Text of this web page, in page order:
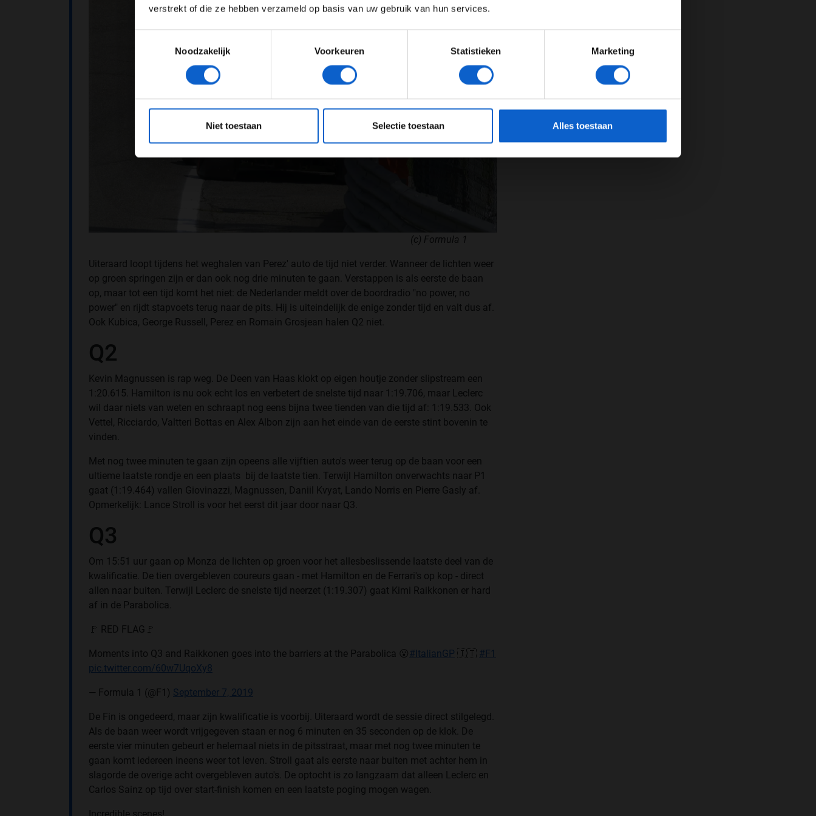
verstrekt of die ze hebben verzameld op basis van uw gebruik van hun services.
Noodzakelijk
Voorkeuren Statistieken Marketing
Niet toestaan Selectie toestaan Alles toestaan
(c) Formula 1
Uiteraard loopt tijdens het weghalen van Perez' auto de tijd niet verder. Wanneer de lichten weer
op groen springen zijn er dan ook nog drie minuten te gaan. Verstappen is als eerste de baan
op, maar tot een tijd komt het niet: de Nederlander meldt over de boordradio "no power, no
power" en rijdt stapvoets terug naar de pits. Hij is uiteindelijk de enige zonder tijd en valt dus af.
Ook Kubica, George Russell, Perez en Romain Grosjean halen Q2 niet.
Q2
Kevin Magnussen is rap weg. De Deen van Haas klokt op eigen houtje zonder slipstream een
1:20.615. Hamilton is nu ook echt los en verbetert de snelste tijd naar 1:19.706, maar Leclerc
wil daar niets van weten en schraapt nog eens bijna twee tienden van die tijd af: 1:19.533. Ook
Vettel, Ricciardo, Valtteri Bottas en Alex Albon zijn aan het einde van de eerste stint bovenin te
vinden.
Met nog twee minuten te gaan zijn opeens alle vijftien auto's weer terug op de baan voor een
ultieme laatste rondje en een plaats bij de laatste tien. Terwijl Hamilton onverwachts naar P1
gaat (1:19.464) vallen Giovinazzi, Magnussen, Daniil Kvyat, Lando Norris en Pierre Gasly af.
Opmerkelijk: Lance Stroll is voor het eerst dit jaar door naar Q3.
Q3
Om 15:51 uur gaan op Monza de lichten op groen voor het allesbeslissende laatste deel van de
kwalificatie. De tien overgebleven coureurs gaan - met Hamilton en de Ferrari's op kop - direct
allen naar buiten. Terwijl Leclerc de snelste tijd neerzet (1:19.307) gaat Kimi Raikkonen er hard
af in de Parabolica.
🚩 RED FLAG🚩
Moments into Q3 and Raikkonen goes into the barriers at the Parabolica 😮#ItalianGP 🇮🇹 #F1
pic.twitter.com/60w7UqoXy8
— Formula 1 (@F1) September 7, 2019
De Fin is ongedeerd, maar zijn kwalificatie is voorbij. Uiteraard wordt de sessie direct stilgelegd.
Als de baan weer wordt vrijgegeven staan er nog 6 minuten en 35 seconden op de klok. De
eerste vier minuten gebeurt er helemaal niets in de pitsstraat, maar met nog twee minuten te
gaan komt iedereen ineens weer tot leven. Stroll gaat als eerste naar buiten met achter hem in
slagorde de overige acht overgebleven auto's. De optocht is zo langzaam dat alleen Leclerc en
Carlos Sainz op tijd over start-finish komen en een laatste poging mogen wagen.
JONGER DAN 24 24 JAAR OF OUDER
*Raadpleeg onsprivacybeleidvoor meer informatie over gegevensgebruik en -bescherming.